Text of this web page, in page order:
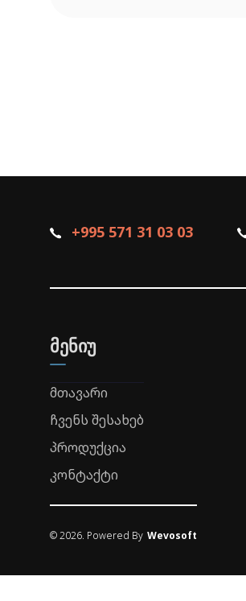
+995 571 31 03 03
მენიუ
მთავარი
ჩვენს შესახებ
პროდუქცია
კონტაქტი
©2026. Powered By Wevosoft